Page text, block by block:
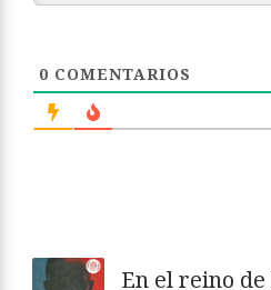
0 COMENTARIOS
En el reino